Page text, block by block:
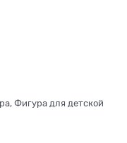
Фигура для детской